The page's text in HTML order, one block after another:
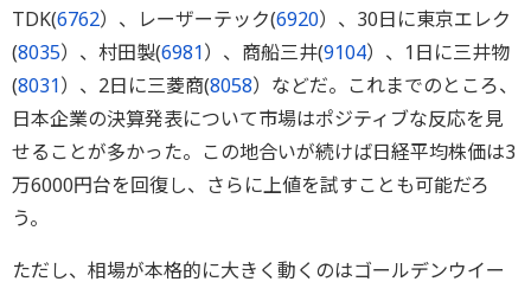
TDK(6762）、レーザーテック(6920）、30日に東京エレク
(8035）、村田製(6981）、商船三井(9104）、1日に三井物
(8031）、2日に三菱商(8058）などだ。これまでのところ、
日本企業の決算発表について市場はポジティブな反応を見
せることが多かった。この地合いが続けば日経平均株価は3
万6000円台を回復し、さらに上値を試すことも可能だろ
う。
ただし、相場が本格的に大きく動くのはゴールデンウイー